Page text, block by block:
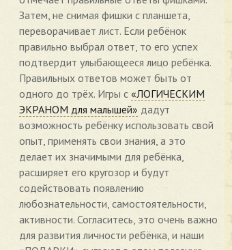
Затем, не снимая фишки с планшета,
переворачивает лист. Если ребёнок
правильно выбрал ответ, то его успех
подтвердит улыбающееся лицо ребёнка.
Правильных ответов может быть от
одного до трёх. Игры с «ЛОГИЧЕСКИМ
ЭКРАНОМ для малышей» дадут
возможность ребёнку использовать свой
опыт, применять свои знания, а это
делает их значимыми для ребёнка,
расширяет его кругозор и будут
содействовать появлению
любознательности, самостоятельности,
активности. Согласитесь, это очень важно
для развития личности ребёнка, и наши